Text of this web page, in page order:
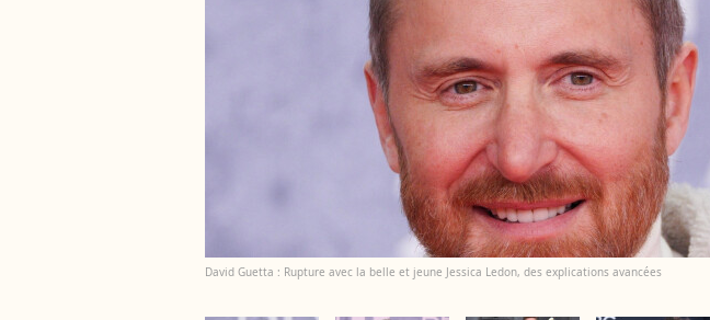
David Guetta : Rupture avec la belle et jeune Jessica Ledon, des explications avancées